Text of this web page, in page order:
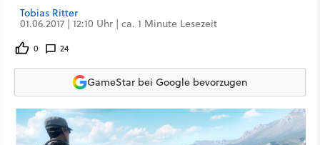
Tobias Ritter
01.06.2017 | 12:10 Uhr | ca. 1 Minute Lesezeit
0 24
GameStar bei Google bevorzugen